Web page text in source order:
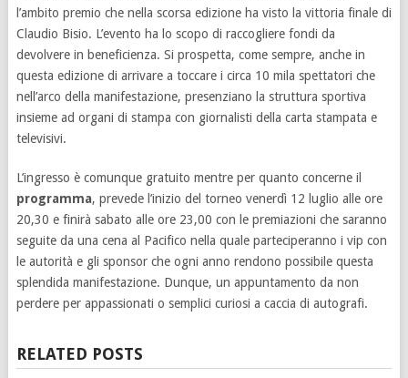
l’ambito premio che nella scorsa edizione ha visto la vittoria finale di
Claudio Bisio. L’evento ha lo scopo di raccogliere fondi da
devolvere in beneficienza. Si prospetta, come sempre, anche in
questa edizione di arrivare a toccare i circa 10 mila spettatori che
nell’arco della manifestazione, presenziano la struttura sportiva
insieme ad organi di stampa con giornalisti della carta stampata e
televisivi.
L’ingresso è comunque gratuito mentre per quanto concerne il
programma, prevede l’inizio del torneo venerdì 12 luglio alle ore
20,30 e finirà sabato alle ore 23,00 con le premiazioni che saranno
seguite da una cena al Pacifico nella quale parteciperanno i vip con
le autorità e gli sponsor che ogni anno rendono possibile questa
splendida manifestazione. Dunque, un appuntamento da non
perdere per appassionati o semplici curiosi a caccia di autografi.
RELATED POSTS